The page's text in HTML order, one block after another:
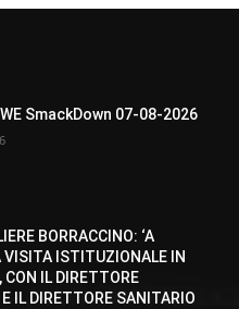
SmackDown 07-08-2026
BORRACCINO: ‘A
VISITA ISTITUZIONALE IN
CON IL DIRETTORE
E IL DIRETTORE SANITARIO